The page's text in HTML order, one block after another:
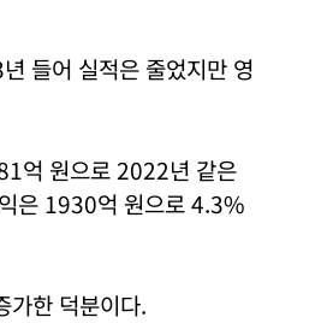
들어 실적은 줄었지만 영
억 원으로 2022년 같은
은 1930억 원으로 4.3%
가한 덕분이다.